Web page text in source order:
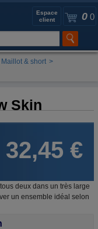
0 0
Espace
client
& short >
Skin
32,45 €
deux dans un très large
un ensemble idéal selon